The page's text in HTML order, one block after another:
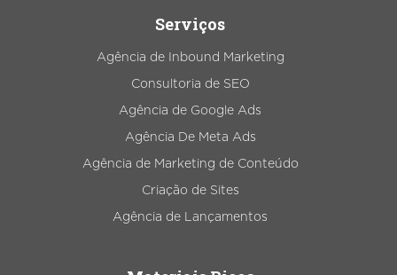
Serviços
Agência de Inbound Marketing
Consultoria de SEO
Agência de Google Ads
Agência De Meta Ads
Agência de Marketing de Conteúdo
Criação de Sites
Agência de Lançamentos